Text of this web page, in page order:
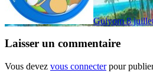
Guiyom8
Laisser un commentaire
Vous devez vous connecterpour